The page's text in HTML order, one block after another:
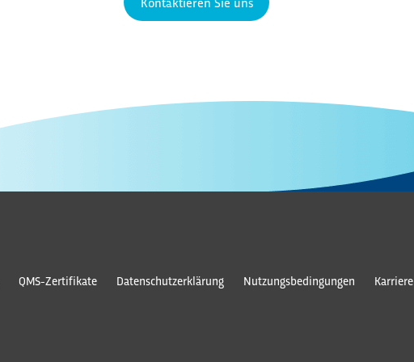
QMS-Zertifikate Datenschutzerklärung Nutzungsbedingungen Karriere